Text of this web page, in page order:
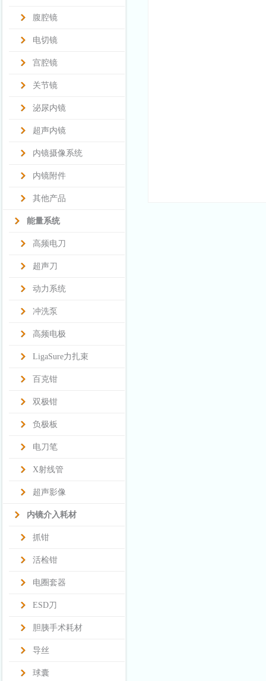
腹腔镜
电切镜
宫腔镜
关节镜
泌尿内镜
超声内镜
内镜摄像系统
内镜附件
其他产品
能量系统
高频电刀
超声刀
动力系统
冲洗泵
高频电极
LigaSure力扎束
百克钳
双极钳
负极板
电刀笔
X射线管
超声影像
内镜介入耗材
抓钳
活检钳
电圈套器
ESD刀
胆胰手术耗材
导丝
球囊